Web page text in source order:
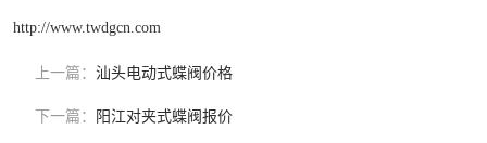
http://www.twdgcn.com
上一篇： 汕头电动式蝶阀价格
下一篇： 阳江对夹式蝶阀报价